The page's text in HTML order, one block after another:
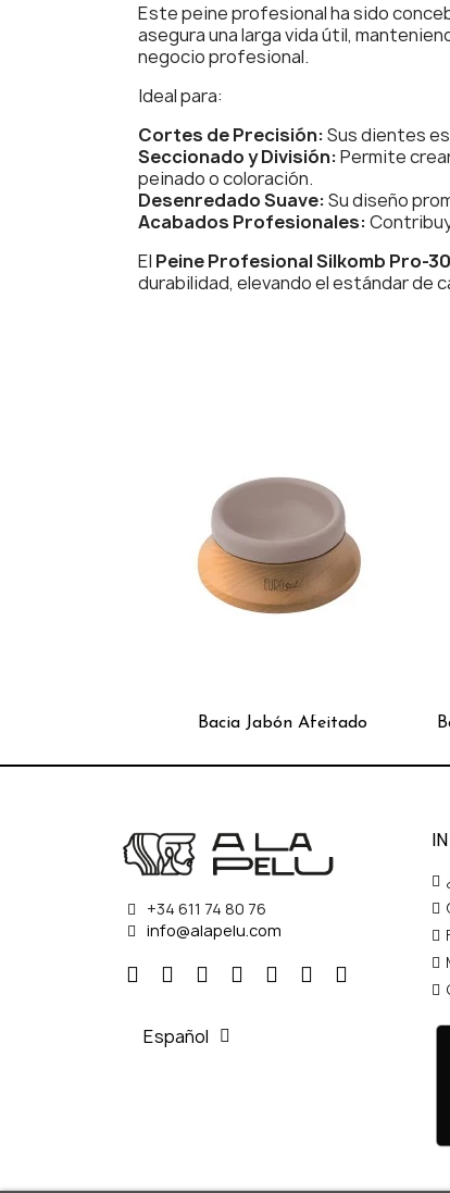
Este peine profesional ha sido
asegura una larga vida útil,
negocio profesional.
Ideal para:
Cortes de Precisión:Sus dientes
Seccionado y División:Permite
peinado o coloración.
Desenredado Suave:Su diseño
Acabados Profesionales:
El Peine Profesional Silkomb Pro-
durabilidad, elevando el estándar de
Bacia Jabón Afeitado
+34 611 74 80 76
info@alapelu.com
Español